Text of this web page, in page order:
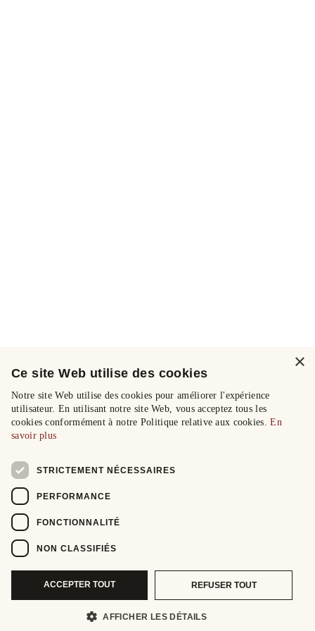
×
Ce site Web utilise des cookies
Notre site Web utilise des cookies pour améliorer l'expérience
utilisateur. En utilisant notre site Web, vous acceptez tous les
cookies conformément à notre Politique relative aux cookies.En
savoir plus
STRICTEMENT NÉCESSAIRES
PERFORMANCE
FONCTIONNALITÉ
NON CLASSIFIÉS
ACCEPTER TOUT REFUSER TOUT
AFFICHER LES DÉTAILS